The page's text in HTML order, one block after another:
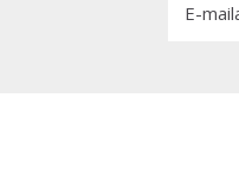
E-